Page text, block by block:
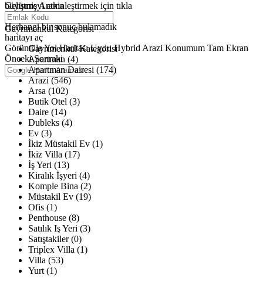
büyütmeyi etkinleştirmek için tıkla
Haritalar yükleniyor
Herhangi bir sonuç bulamadık
haritayı aç
GörüntüleYol Haritası Uydu Hybrid Arazi Konumum Tam Ekran
Önceki Sonraki
Gelişmiş Arama
Gayrimenkul Kategorisi
Gayrimenkul Kategorisi
Apartman (4)
Apartman Dairesi (174)
Arazi (546)
Arsa (102)
Butik Otel (3)
Daire (14)
Dubleks (4)
Ev (3)
İkiz Müstakil Ev (1)
İkiz Villa (17)
İş Yeri (13)
Kiralık İşyeri (4)
Komple Bina (2)
Müstakil Ev (19)
Ofis (1)
Penthouse (8)
Satılık Iş Yeri (3)
Satıştakiler (0)
Triplex Villa (1)
Villa (53)
Yurt (1)